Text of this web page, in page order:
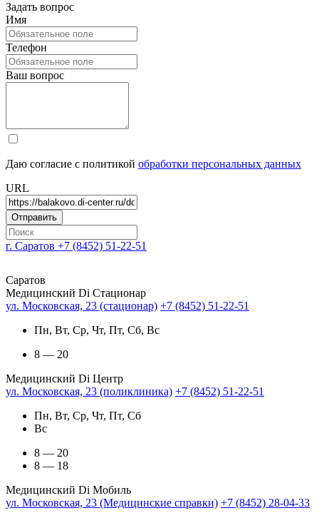
Задать вопрос
Имя
Телефон
Ваш вопрос
Даю согласие с политикой обработки персональных данных
URL
г. Саратов +7 (8452) 51-22-51
Саратов
Медицинский Di Стационар
ул. Московская, 23 (стационар) +7 (8452) 51-22-51
Пн, Вт, Ср, Чт, Пт, Сб, Вс
8 — 20
Медицинский Di Центр
ул. Московская, 23 (поликлиника) +7 (8452) 51-22-51
Пн, Вт, Ср, Чт, Пт, Сб
Вс
8 — 20
8 — 18
Медицинский Di Мобиль
ул. Московская, 23 (Медицинские справки) +7 (8452) 28-04-33